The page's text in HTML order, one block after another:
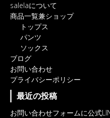
salelaについて
商品一覧兼ショップ
トップス
パンツ
ソックス
ブログ
お問い合わせ
プライバシーポリシー
最近の投稿
お問い合わせフォームに公式